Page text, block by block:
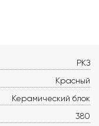
РКЗ
Красный
Керамический блок
380